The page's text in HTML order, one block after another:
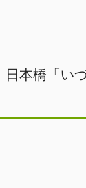
本橋「い